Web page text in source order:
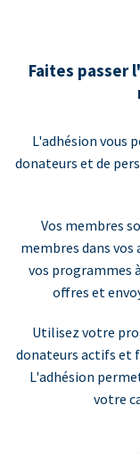
Faites passer
L'adhésion vous
donateurs et de
Vos membres
membres dans
vos programmes
offres et
Utilisez votre
donateurs actifs et
L'adhésion
votre